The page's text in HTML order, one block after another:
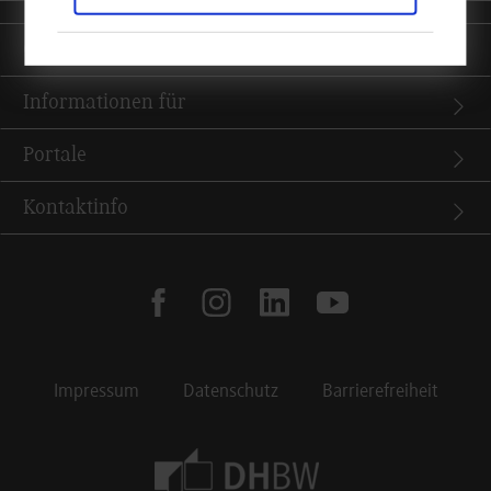
Informationen für
Portale
Kontaktinfo
facebookinstagramlinkedinyoutube
Impressum Datenschutz Barrierefreiheit